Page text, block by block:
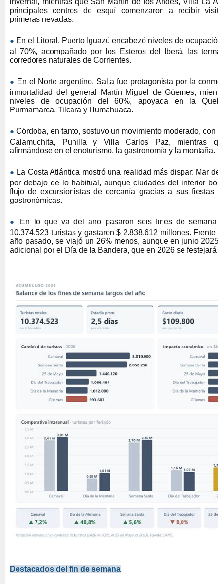
principales centros de esquí comenzaron a recibir
primeras nevadas.
● En el Litoral, Puerto Iguazú encabezó niveles de
al 70%, acompañado por los Esteros del Iberá, las
corredores naturales de Corrientes.
● En el Norte argentino, Salta fue protagonista por la
inmortalidad del general Martín Miguel de Güemes,
niveles de ocupación del 60%, apoyada en la
Purmamarca, Tilcara y Humahuaca.
● Córdoba, en tanto, sostuvo un movimiento moderado,
Calamuchita, Punilla y Villa Carlos Paz, mientras
afirmándose en el enoturismo, la gastronomía y la montaña.
● La Costa Atlántica mostró una realidad más dispar: Mar
por debajo de lo habitual, aunque ciudades del interior
flujo de excursionistas de cercanía gracias a sus fiestas
gastronómicas.
●
En lo que va del año pasaron seis fines de
10.374.523 turistas y gastaron $ 2.838.612 millones.
año pasado, se viajó un 26% menos, aunque en junio
adicional por el Día de la Bandera, que en 2026 se
Destacados del fin de semana